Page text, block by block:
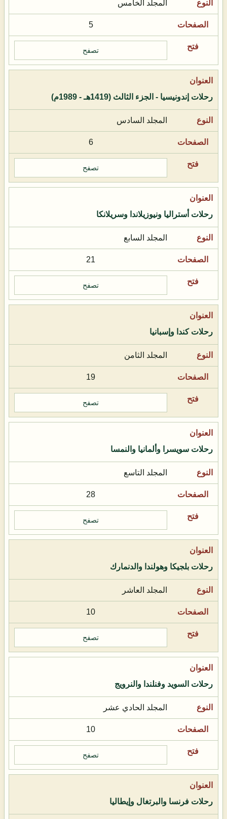
المجلد الخامس
5
تصفح
رحلات إندونيسيا - الجزء الثالث (1419هـ - 1989م)
المجلد السادس
6
تصفح
رحلات أستراليا ونيوزيلاندا وسريلانكا
المجلد السابع
21
تصفح
رحلات كندا وإسبانيا
المجلد الثامن
19
تصفح
رحلات سويسرا وألمانيا والنمسا
المجلد التاسع
28
تصفح
رحلات بلجيكا وهولندا والدنمارك
المجلد العاشر
10
تصفح
رحلات السويد وفنلندا والنرويج
المجلد الحادي عشر
10
تصفح
رحلات فرنسا والبرتغال وإيطاليا